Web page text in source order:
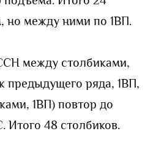
но между ними по 1ВП.
между столбиками,
предыдущего ряда, 1ВП,
1ВП) повтор до
Итого 48 столбиков.